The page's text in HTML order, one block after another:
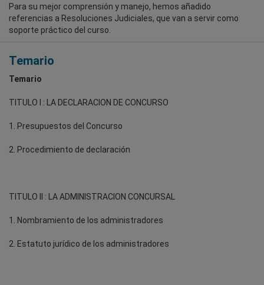
Para su mejor comprensión y manejo, hemos añadido
referencias a Resoluciones Judiciales, que van a servir como
soporte práctico del curso.
Temario
Temario
TITULO I : LA DECLARACION DE CONCURSO
1. Presupuestos del Concurso
2. Procedimiento de declaración
TITULO II : LA ADMINISTRACION CONCURSAL
1. Nombramiento de los administradores
2. Estatuto jurídico de los administradores